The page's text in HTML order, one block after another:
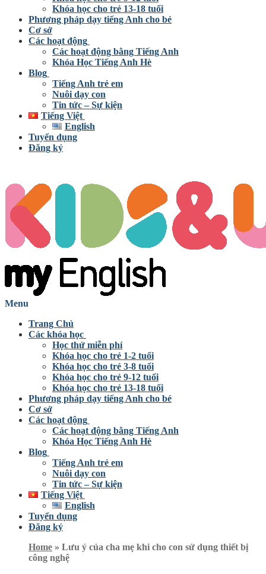
Khóa học cho trẻ 13-18 tuổi
Phương pháp dạy tiếng Anh cho bé
Cơ sở
Các hoạt động
Các hoạt động bằng Tiếng Anh
Khóa Học Tiếng Anh Hè
Blog
Tiếng Anh trẻ em
Nuôi dạy con
Tin tức – Sự kiện
Tiếng Việt
English
Tuyển dụng
Đăng ký
Menu
Trang Chủ
Các khóa học
Học thử miễn phí
Khóa học cho trẻ 1-2 tuổi
Khóa học cho trẻ 3-8 tuổi
Khóa học cho trẻ 9-12 tuổi
Khóa học cho trẻ 13-18 tuổi
Phương pháp dạy tiếng Anh cho bé
Cơ sở
Các hoạt động
Các hoạt động bằng Tiếng Anh
Khóa Học Tiếng Anh Hè
Blog
Tiếng Anh trẻ em
Nuôi dạy con
Tin tức – Sự kiện
Tiếng Việt
English
Tuyển dụng
Đăng ký
Home » Lưu ý của cha mẹ khi cho con sử dụng thiết bị
công nghệ